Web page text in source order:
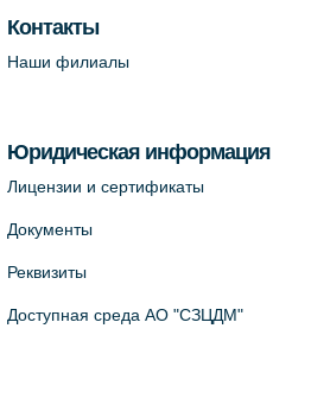
Контакты
Наши филиалы
Юридическая информация
Лицензии и сертификаты
Документы
Реквизиты
Доступная среда АО "СЗЦДМ"